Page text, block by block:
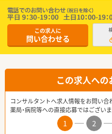
この求人に
問い合わせる
この求人へ
コンサルタントへ求人情報をお問い合
薬局・病院等への直接応募ではござい
1 2